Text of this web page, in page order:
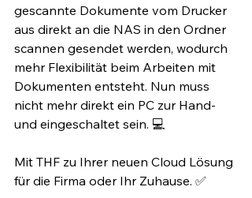
gescannte Dokumente vom Drucker
aus direkt an die NAS in den Ordner
scannen gesendet werden, wodurch
mehr Flexibilität beim Arbeiten mit
Dokumenten entsteht. Nun muss
nicht mehr direkt ein PC zur Hand-
und eingeschaltet sein. 💻⁣
Mit THF zu Ihrer neuen Cloud Lösung
für die Firma oder Ihr Zuhause. ✅⁣